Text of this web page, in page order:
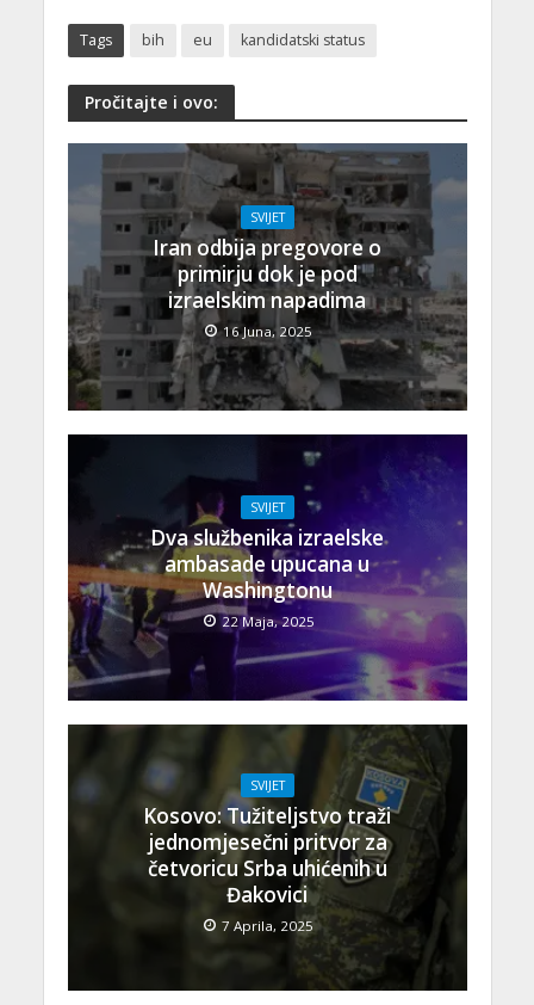
Tags bih eu kandidatski status
Pročitajte i ovo:
SVIJET
Iran odbija pregovore o
primirju dok je pod
izraelskim napadima
16 Juna, 2025
SVIJET
Dva službenika izraelske
ambasade upucana u
Washingtonu
22 Maja, 2025
SVIJET
Kosovo: Tužiteljstvo traži
jednomjesečni pritvor za
četvoricu Srba uhićenih u
Đakovici
7 Aprila, 2025